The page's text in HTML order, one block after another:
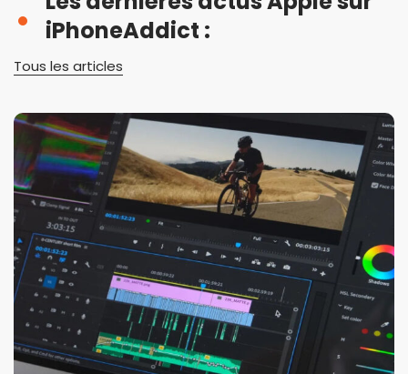
iPhoneAddict :
Tous les articles